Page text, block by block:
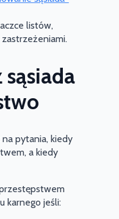
listów,
sąsiada
pytania, kiedy
a kiedy
karnego jeśli: